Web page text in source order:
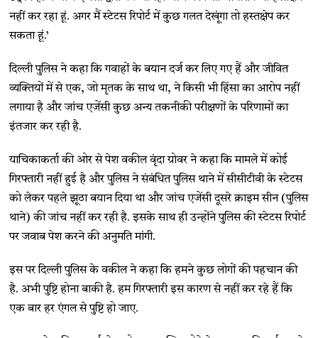
नहीं कर रहा हूं. अगर मैं स्टेटस रिपोर्ट में कुछ गलत देखूंगा तो हस्तक्षेप कर
सकता हूं.’
दिल्ली पुलिस ने कहा कि गवाहों के बयान दर्ज कर लिए गए हैं और जीवित
व्यक्तियों में से एक, जो मृतक के साथ था, ने किसी भी हिंसा का आरोप नहीं
लगाया है और जांच एजेंसी कुछ अन्य तकनीकी परीक्षणों के परिणामों का
इंतजार कर रही है.
याचिकाकर्ता की ओर से पेश वकील वृंदा ग्रोवर ने कहा कि मामले में कोई
गिरफ्तारी नहीं हुई है और पुलिस ने संबंधित पुलिस थाने में सीसीटीवी के स्टेटस
को लेकर पहले झूठा बयान दिया था और जांच एजेंसी दूसरे क्राइम सीन (पुलिस
थाने) की जांच नहीं कर रही है. इसके साथ ही उन्होंने पुलिस की स्टेटस रिपोर्ट
पर जवाब पेश करने की अनुमति मांगी.
इस पर दिल्ली पुलिस के वकील ने कहा कि हमने कुछ लोगों की पहचान की
है. अभी पुष्टि होना बाकी है. हम गिरफ्तारी इस कारण से नहीं कर रहे हैं कि
एक बार हर एंगल से पुष्टि हो जाए.